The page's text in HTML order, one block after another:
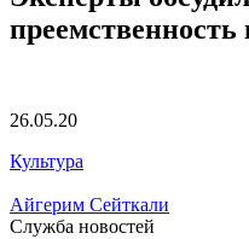
преемственность
26.05.20
Культура
Айгерим Сейткали
Служба новостей